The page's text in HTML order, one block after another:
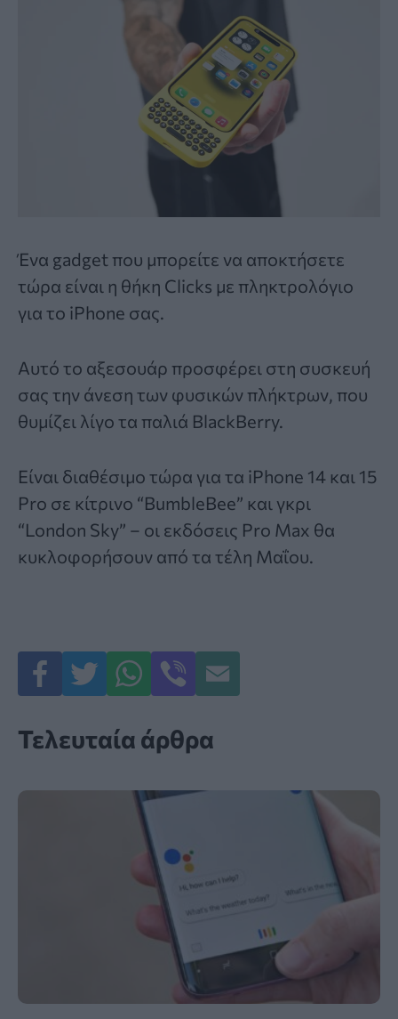
Ένα gadget που μπορείτε να αποκτήσετε
τώρα είναι η θήκη Clicks με πληκτρολόγιο
για το iPhone σας.
Αυτό το αξεσουάρ προσφέρει στη συσκευή
σας την άνεση των φυσικών πλήκτρων, που
θυμίζει λίγο τα παλιά BlackBerry.
Είναι διαθέσιμο τώρα για τα iPhone 14 και 15
Pro σε κίτρινο “BumbleBee” και γκρι
“London Sky” – οι εκδόσεις Pro Max θα
κυκλοφορήσουν από τα τέλη Μαΐου.
Τελευταία άρθρα